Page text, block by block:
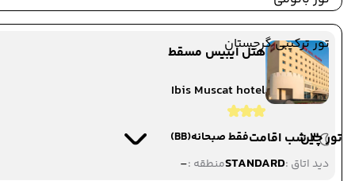
تور ترکیبی گرجستان
تور چین
هتل ایبیس مسقط
Ibis Muscat hotel
3 شب اقامت
فقط صبحانه(BB)
دید اتاق :STANDARDمنطقه :-